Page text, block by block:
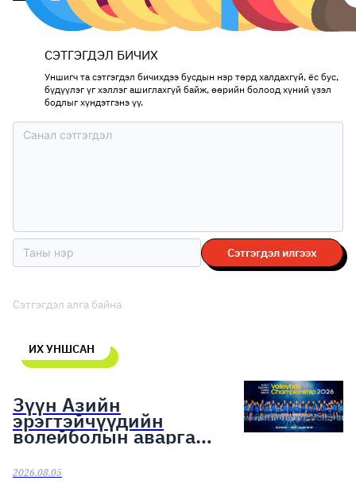
СЭТГЭГДЭЛ БИЧИХ
Уншигч та сэтгэгдэл бичихдээ бусдын нэр төрд халдахгүй, ёс бус,
бүдүүлэг үг хэллэг ашиглахгүй байж, өөрийн болоод хүний үзэл
бодлыг хүндэтгэнэ үү.
Сэтгэгдэл илгээх
Сэтгэгдэл алга байна
ИХ УНШСАН
Зүүн Азийн
эрэгтэйчүүдийн
волейболын аварга
шалгаруулах тэмцээн
эхэллээ
2026.08.05